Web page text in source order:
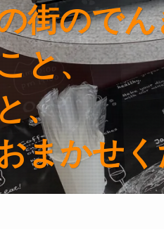
街ので
と、
、
まかせ
街ので
と、
、
まかせ
街ので
と、
、
まかせ
街ので
と、
、
まかせ
街ので
と、
、
まかせ